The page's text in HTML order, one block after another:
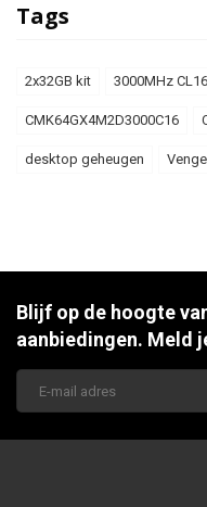
Tags
2x32GB kit 3000MHz CL16
CMK64GX4M2D3000C16
desktop geheugen
Blijf op de hoogte
aanbiedingen. Meld